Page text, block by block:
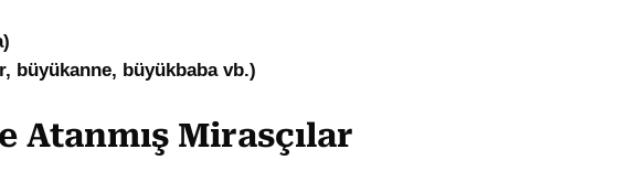
büyükanne, büyükbaba vb.)
Atanmış Mirasçılar